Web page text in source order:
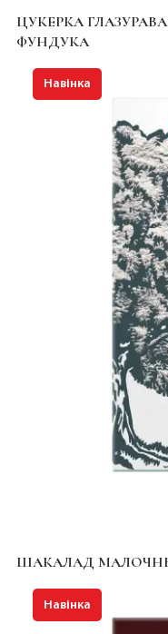
ЦУКЕРКА
ФУНДУКА
Навінка
ШАКАЛАД
Навінка